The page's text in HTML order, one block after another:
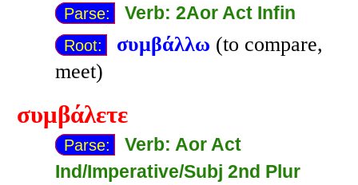
Parse: Verb: 2Aor Act Infin
Root: συμβάλλω (to compare,
meet)
συμβάλετε
Parse:
Verb: Aor Act
Ind/Imperative/Subj 2nd Plur